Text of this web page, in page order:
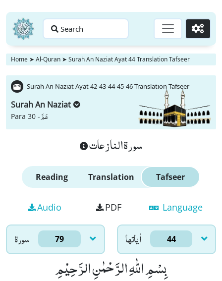
Search Go
Home ➤ Al-Quran ➤ Surah An Naziat Ayat 44 Translation Tafseer
Surah An Naziat Ayat 42-43-44-45-46 Translation Tafseer
Surah An Naziat
Para 30 -عَمَّ
سورة النازعات
Reading Translation Tafseer
Audio PDF Language
سورۃ 79 اٰياتها 44
بِسْمِ اللّٰهِ الرَّحْمٰنِ الرَّحِیْمِ